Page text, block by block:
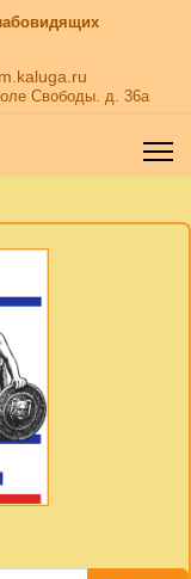
Свободы. д. 36а